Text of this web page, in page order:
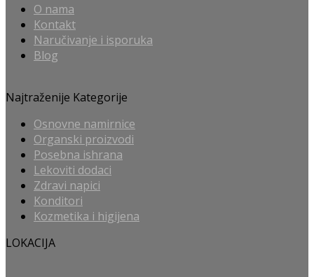
O nama
Kontakt
Naručivanje i isporuka
Blog
Najtraženije Kategorije
Osnovne namirnice
Organski proizvodi
Posebna ishrana
Lekoviti dodaci
Zdravi napici
Konditori
Kozmetika i higijena
LOKACIJA